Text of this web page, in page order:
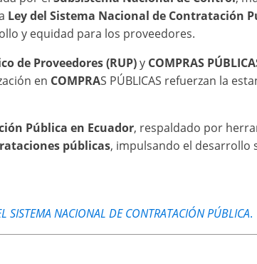
Ley del Sistema Nacional de Contratación
y equidad para los proveedores.
de Proveedores (RUP)y COMPRAS
en COMPRAS PÚBLICAS refuerzan la
Pública en Ecuador, respaldado por
públicas, impulsando el desarrollo
SISTEMA NACIONAL DE CONTRATACIÓN PÚBLICA.